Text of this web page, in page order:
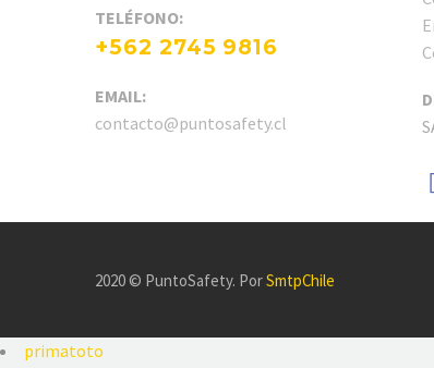
TELÉFONO:
+562 2745 9816
EMAIL:
contacto@puntosafety.cl
2020 © PuntoSafety. PorSmtpChile
primatoto